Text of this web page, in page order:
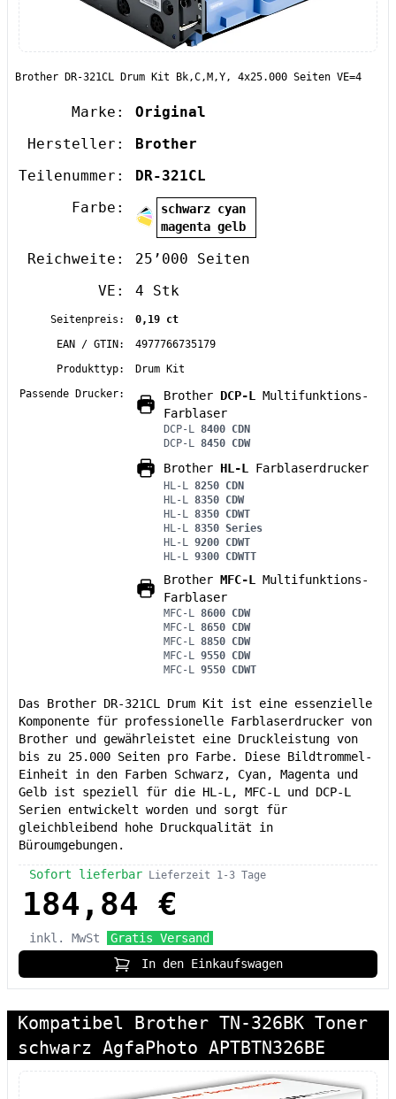
Brother DR-321CL Drum Kit Bk,C,M,Y, 4x25.000 Seiten VE=4
Marke:
Original
Hersteller:
Brother
Teilenummer:
DR-321CL
Farbe:
schwarz cyan
magenta gelb
Reichweite:
25’000 Seiten
VE:
4 Stk
Seitenpreis:
0,19 ct
EAN / GTIN:
4977766735179
Produkttyp:
Drum Kit
Passende Drucker:
Brother DCP-L Multifunktions-
Farblaser
DCP-L 8400 CDN
DCP-L 8450 CDW
Brother HL-L Farblaserdrucker
HL-L 8250 CDN
HL-L 8350 CDW
HL-L 8350 CDWT
HL-L 8350 Series
HL-L 9200 CDWT
HL-L 9300 CDWTT
Brother MFC-L Multifunktions-
Farblaser
MFC-L 8600 CDW
MFC-L 8650 CDW
MFC-L 8850 CDW
MFC-L 9550 CDW
MFC-L 9550 CDWT
Das Brother DR-321CL Drum Kit ist eine essenzielle
Komponente für professionelle Farblaserdrucker von
Brother und gewährleistet eine Druckleistung von
bis zu 25.000 Seiten pro Farbe. Diese Bildtrommel-
Einheit in den Farben Schwarz, Cyan, Magenta und
Gelb ist speziell für die HL-L, MFC-L und DCP-L
Serien entwickelt worden und sorgt für
gleichbleibend hohe Druckqualität in
Büroumgebungen.
Sofort lieferbar Lieferzeit 1-3 Tage
184,84 €
inkl. MwSt
Gratis Versand
In den Einkaufswagen
Kompatibel Brother TN-326BK Toner
schwarz AgfaPhoto APTBTN326BE